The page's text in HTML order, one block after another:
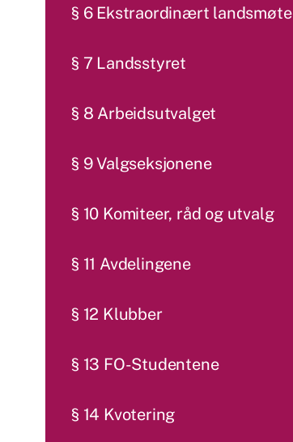
§ 6 Ekstraordinært landsmøte
§ 7 Landsstyret
§ 8 Arbeidsutvalget
§ 9 Valgseksjonene
§ 10 Komiteer, råd og utvalg
§ 11 Avdelingene
§ 12 Klubber
§ 13 FO-Studentene
§ 14 Kvotering